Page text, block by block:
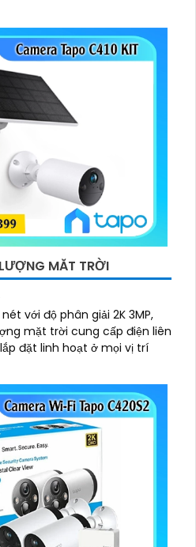
sát mọi lúc
MĂT TRỜI
với độ phân giải 2K 3MP,
mặt trời cung cấp điện liên
lắp đặt linh hoạt ở mọi vị trí